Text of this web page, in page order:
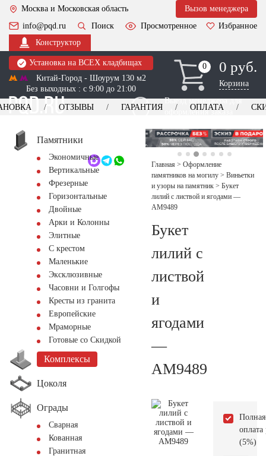
Москва и Московская область
Вызов менеджера
info@pqd.ru
Поиск Просмотренное
Избранное
Конструктор
Установка на ВСЕХ кладбищах
Китай-Город - Шоурум 130 м2
Без выходных : с 9:00 до 21:00
0
0 0 руб.
Корзина
Выезд менеджера для
оформления заказа
+7 (495) 518-44-23
Обратный звонок
ОТЗЫВЫ ГАРАНТИЯ ОПЛАТА
Памятники
Экономичные
Вертикальные
Фрезерные
Горизонтальные
Двойные
Арки и Колонны
Элитные
С крестом
Маленькие
Эксклюзивные
Часовни и Голгофы
Кресты из гранита
Европейские
Мраморные
Готовые со Скидкой
Комплексы
Цоколя
Ограды
Сварная
Кованная
Гранитная
Главная > Оформление
памятников на могилу > Виньетки
и узоры на памятник > Букет
лилий с листвой и ягодами —
AM9489
Букет
лилий с
листвой
и
ягодами
—
AM9489
Полная
оплата
(5%)